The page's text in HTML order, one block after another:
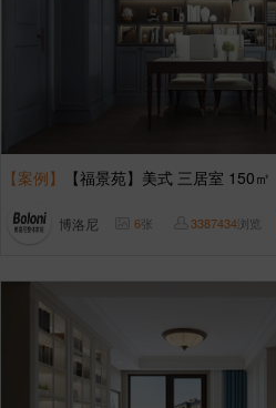
【案例】 【福景苑】美式 三居室 150㎡
博洛尼 6张 3387434浏览